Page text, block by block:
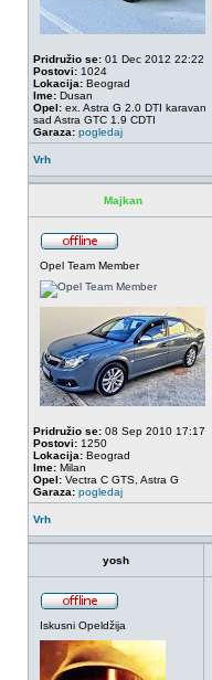
Pridružio se: 01 Dec 2012 22:22
Postovi: 1024
Lokacija: Beograd
Ime: Dusan
Opel: ex. Astra G 2.0 DTI karavan
sad Astra GTC 1.9 CDTI
Garaza: pogledaj
Vrh
Majkan
Opel Team Member
Pridružio se: 08 Sep 2010 17:17
Postovi: 1250
Lokacija: Beograd
Ime: Milan
Opel: Vectra C GTS, Astra G
Garaza: pogledaj
Vrh
yosh
Iskusni Opeldžija